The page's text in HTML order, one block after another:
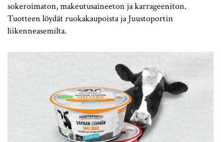
sokeroimaton, makeutusaineeton ja karrageeniton.
Tuotteen löydät ruokakaupoista ja Juustoportin
liikenneasemilta.